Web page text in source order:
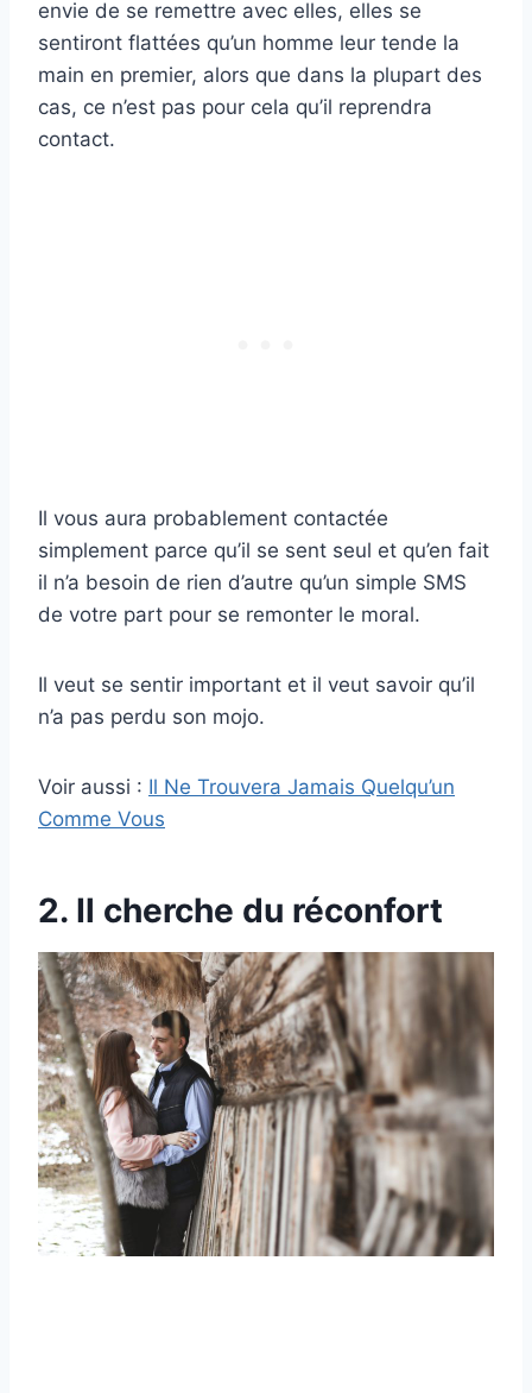
envie de se remettre avec elles, elles se
sentiront flattées qu’un homme leur tende la
main en premier, alors que dans la plupart des
cas, ce n’est pas pour cela qu’il reprendra
contact.
Il vous aura probablement contactée
simplement parce qu’il se sent seul et qu’en fait
il n’a besoin de rien d’autre qu’un simple SMS
de votre part pour se remonter le moral.
Il veut se sentir important et il veut savoir qu’il
n’a pas perdu son mojo.
Voir aussi : Il Ne Trouvera Jamais Quelqu’un
Comme Vous
2. Il cherche du réconfort